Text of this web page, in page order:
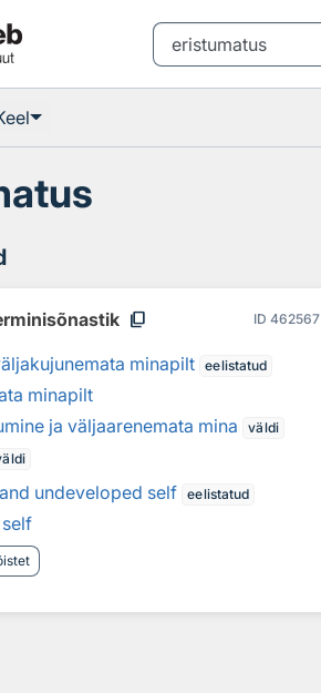
content_copy ID 462567
minapilt eelistatud
minapilt
ja väljaarenemata mina
väldi
undeveloped self eelistatud